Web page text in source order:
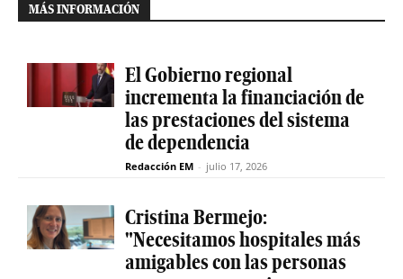
MÁS INFORMACIÓN
El Gobierno regional
incrementa la financiación de
las prestaciones del sistema
de dependencia
Redacción EM - julio 17, 2026
Cristina Bermejo:
"Necesitamos hospitales más
amigables con las personas